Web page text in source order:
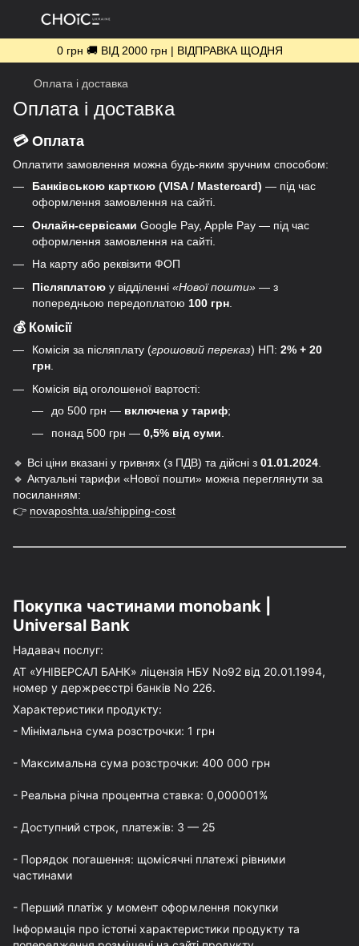
0 грн 🚚 ВІД 2000 грн | ВІДПРАВКА ЩОДНЯ
Оплата і доставка
Оплата і доставка
💳 Оплата
Оплатити замовлення можна будь-яким зручним способом:
Банківською карткою (VISA / Mastercard) — під час
оформлення замовлення на сайті.
Онлайн-сервісами Google Pay, Apple Pay — під час
оформлення замовлення на сайті.
На карту або реквізити ФОП
Післяплатою у відділенні «Нової пошти» — з
попередньою передоплатою 100 грн
💰 Комісії
Комісія за післяплату (грошовий переказ) НП: 2% + 20
грн.
Комісія від оголошеної вартості:
до 500 грн — включена у тариф;
понад 500 грн — 0,5% від суми
🔹 Всі ціни вказані у гривнях (з ПДВ) та дійсні з 01.01.2024
🔹 Актуальні тарифи «Нової пошти» можна переглянути за
посиланням:
👉 novaposhta.ua/shipping-cost
Покупка частинами monobank |
Universal Bank
Надавач послуг:
АТ «УНІВЕРСАЛ БАНК» ліцензія НБУ No92 від 20.01.1994,
номер у держреєстрі банків No 226.
Характеристики продукту:
- Мінімальна сума розстрочки: 1 грн
- Максимальна сума розстрочки: 400 000 грн
- Реальна річна процентна ставка: 0,000001%
- Доступний строк, платежів: 3 — 25
- Порядок погашення: щомісячні платежі рівними
частинами
- Перший платіж у момент оформлення покупки
Інформація про істотні характеристики продукту та